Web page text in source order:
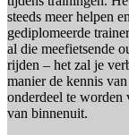
steeds meer helpen
gediplomeerde
al die meefietsende
rijden – het zal je
manier de kennis
onderdeel te worden
van binnenuit.